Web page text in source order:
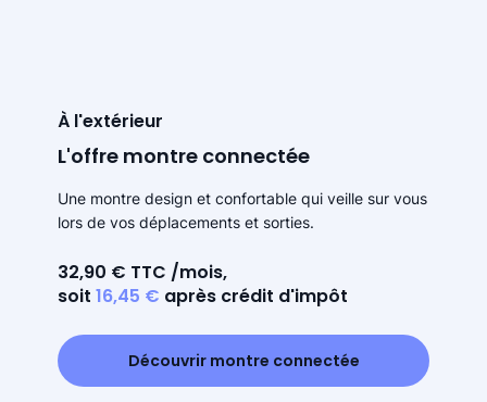
À l'extérieur
L'offre montre connectée
Une montre design et confortable qui veille sur vous
lors de vos déplacements et sorties.
32,90 € TTC /mois,
soit 16,45 € après crédit d'impôt
Découvrir montre connectée